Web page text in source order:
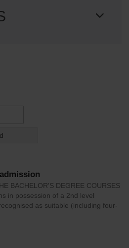
BACHELOR'S DEGREE COURSES
in possession of a 2nd level
as suitable (including four-